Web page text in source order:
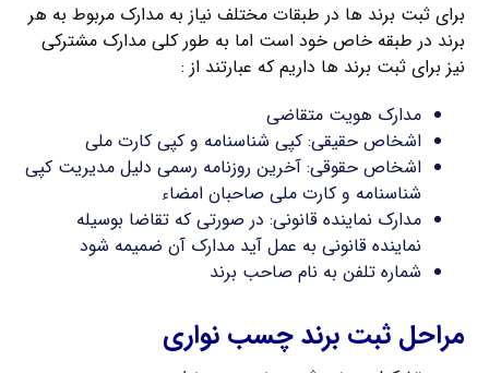
برای ثبت برند ها در طبقات مختلف نیاز به مدارک مربوط به هر
برند در طبقه خاص خود است اما به طور کلی مدارک مشترکی
نیز برای ثبت برند ها داریم که عبارتند از :
مدارک هویت متقاضی
اشخاص حقیقی: کپی شناسنامه و کپی کارت ملی
اشخاص حقوقی: آخرین روزنامه رسمی دلیل مدیریت کپی
شناسنامه و کارت ملی صاحبان امضاء
مدارک نماینده قانونی: در صورتی که تقاضا بوسیله
نماینده قانونی به عمل آید مدارک آن ضمیمه شود
شماره تلفن به نام صاحب برند
مراحل ثبت برند چسب نواری